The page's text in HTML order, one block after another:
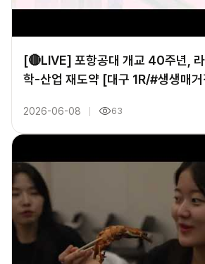
[🔴LIVE] 포항공대 개교 40주년,
학-산업 재도약 [대구 1R/#생생매
2026-06-08 63